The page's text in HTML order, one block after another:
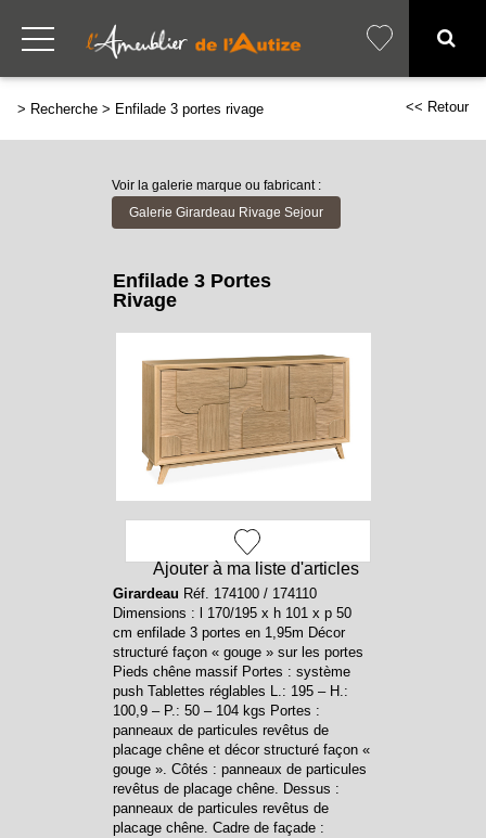
> Recherche > Enfilade 3 portes rivage << Retour
Voir la galerie marque ou fabricant :
Galerie Girardeau Rivage Sejour
Ajouter à ma liste d'articles
Enfilade 3 Portes
Rivage
Girardeau Réf. 174100 / 174110
Dimensions : l 170/195 x h 101 x p 50
cm enfilade 3 portes en 1,95m Décor
structuré façon « gouge » sur les portes
Pieds chêne massif Portes : système
push Tablettes réglables L.: 195 – H.:
100,9 – P.: 50 – 104 kgs Portes :
panneaux de particules revêtus de
placage chêne et décor structuré façon «
gouge ». Côtés : panneaux de particules
revêtus de placage chêne. Dessus :
panneaux de particules revêtus de
placage chêne. Cadre de façade :